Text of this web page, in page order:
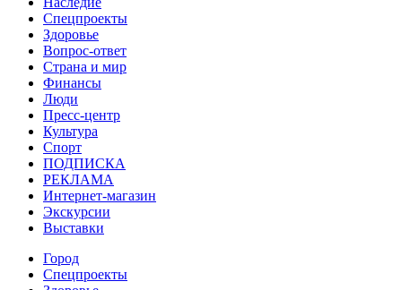
Спецпроекты
Здоровье
Вопрос-ответ
Страна и мир
Финансы
Люди
Пресс-центр
Культура
Спорт
ПОДПИСКА
РЕКЛАМА
Интернет-магазин
Экскурсии
Выставки
Город
Спецпроекты